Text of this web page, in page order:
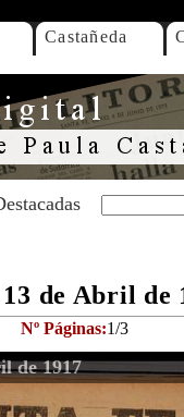
Castañeda
de Abril de
Nº Páginas:1/3
de 1917